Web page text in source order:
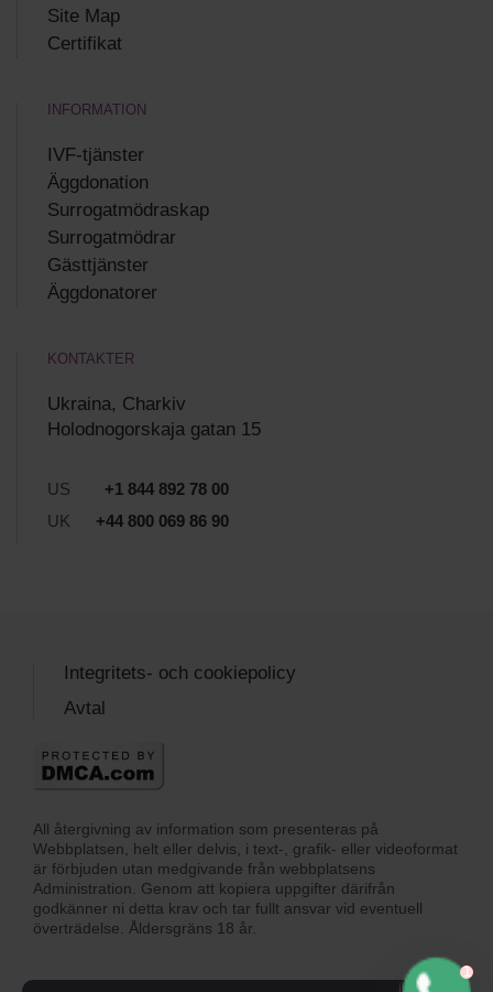
Site Map
Certifikat
INFORMATION
IVF-tjänster
Äggdonation
Surrogatmödraskap
Surrogatmödrar
Gästtjänster
Äggdonatorer
KONTAKTER
Ukraina, Charkiv
Holodnogorskaja gatan 15
US
+1 844 892 78 00
UK
+44 800 069 86 90
All återgivning av information som presenteras på
Webbplatsen, helt eller delvis, i text-, grafik- eller videoformat
är förbjuden utan medgivande från webbplatsens
Administration. Genom att kopiera uppgifter därifrån
godkänner ni detta krav och tar fullt ansvar vid eventuell
överträdelse. Åldersgräns 18 år.
Integritets- och cookiepolicy
Avtal